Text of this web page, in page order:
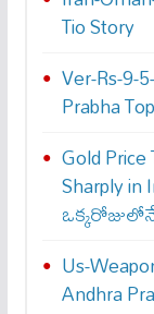
Tio Story
Ver-Rs-9-
Prabha
Gold
Sharply in
Us-
Andhra